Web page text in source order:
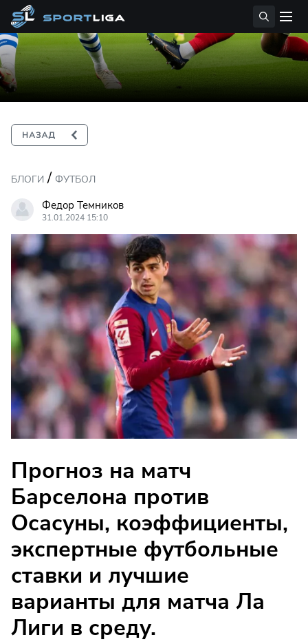
БЛОГИ / ФУТБОЛ
Федор Темников
31.01.2024 15:10
Прогноз на матч
Барселона против
Осасуны, коэффициенты,
экспертные футбольные
ставки и лучшие
варианты для матча Ла
Лиги в среду.